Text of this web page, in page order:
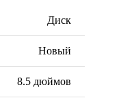
Диск
Новый
8.5 дюймов